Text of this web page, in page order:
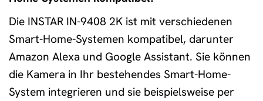
Die INSTAR IN-9408 2K ist mit verschiedenen
Smart-Home-Systemen kompatibel, darunter
Amazon Alexa und Google Assistant. Sie können
die Kamera in Ihr bestehendes Smart-Home-
System integrieren und sie beispielsweise per